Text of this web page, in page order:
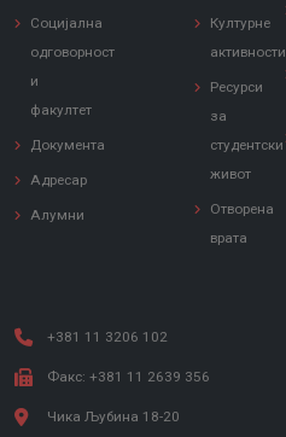
Социјална
одговорност
и
факултет
Документа
Адресар
Алумни
Културне
активности
Ресурси
за
студентски
живот
Отворена
врата
+381 11 3206 102
Факс: +381 11 2639 356
Чика Љубина 18-20